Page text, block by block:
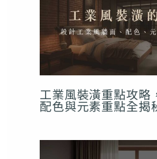
工業風裝潢重點攻略
配色與元素重點全揭